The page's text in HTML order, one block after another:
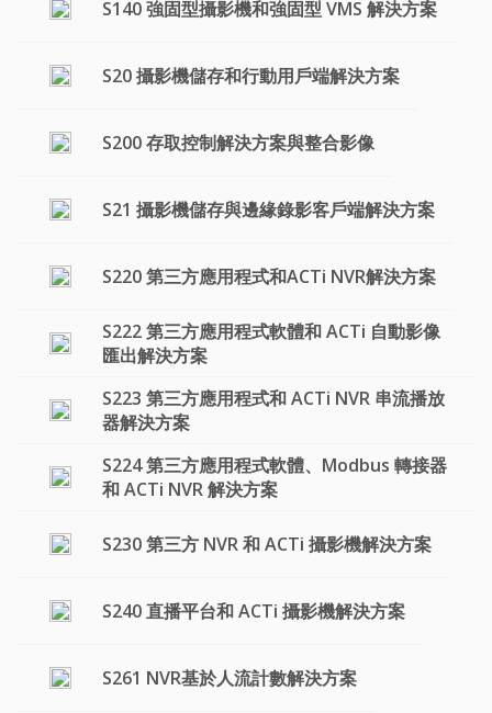
S140 強固型攝影機和強固型 VMS 解決方案
S20 攝影機儲存和行動用戶端解決方案
S200 存取控制解決方案與整合影像
S21 攝影機儲存與邊緣錄影客戶端解決方案
S220 第三方應用程式和ACTi NVR解決方案
S222 第三方應用程式軟體和 ACTi 自動影像
匯出解決方案
S223 第三方應用程式和 ACTi NVR 串流播放
器解決方案
S224 第三方應用程式軟體、Modbus 轉接器
和 ACTi NVR 解決方案
S230 第三方 NVR 和 ACTi 攝影機解決方案
S240 直播平台和 ACTi 攝影機解決方案
S261 NVR基於人流計數解決方案